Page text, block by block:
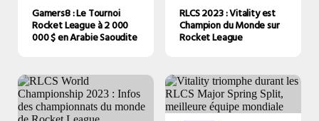
Gamers8 : Le Tournoi
Rocket League à 2 000
000 $ en Arabie Saoudite
RLCS 2023 : Vitality est
Champion du Monde sur
Rocket League